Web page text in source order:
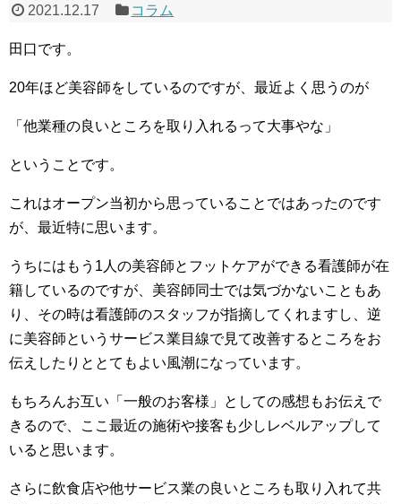
2021.12.17 コラム
田口です。
20年ほど美容師をしているのですが、最近よく思うのが
「他業種の良いところを取り入れるって大事やな」
ということです。
これはオープン当初から思っていることではあったのです
が、最近特に思います。
うちにはもう1人の美容師とフットケアができる看護師が在
籍しているのですが、美容師同士では気づかないこともあ
り、その時は看護師のスタッフが指摘してくれますし、逆
に美容師というサービス業目線で見て改善するところをお
伝えしたりととてもよい風潮になっています。
もちろんお互い「一般のお客様」としての感想もお伝えで
きるので、ここ最近の施術や接客も少しレベルアップして
いると思います。
さらに飲食店や他サービス業の良いところも取り入れて共